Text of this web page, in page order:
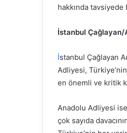
hakkında
İstanbul
İstanbul Çağlayan
Adliyesi,
en önemli ve kritik
Anadolu Adliyesi
çok sayıda